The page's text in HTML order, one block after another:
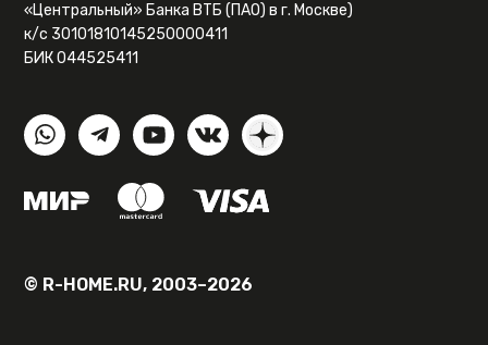
«Центральный» Банка ВТБ (ПАО) в г. Москве)
к/с 30101810145250000411
БИК 044525411
© R-HOME.RU, 2003–2026